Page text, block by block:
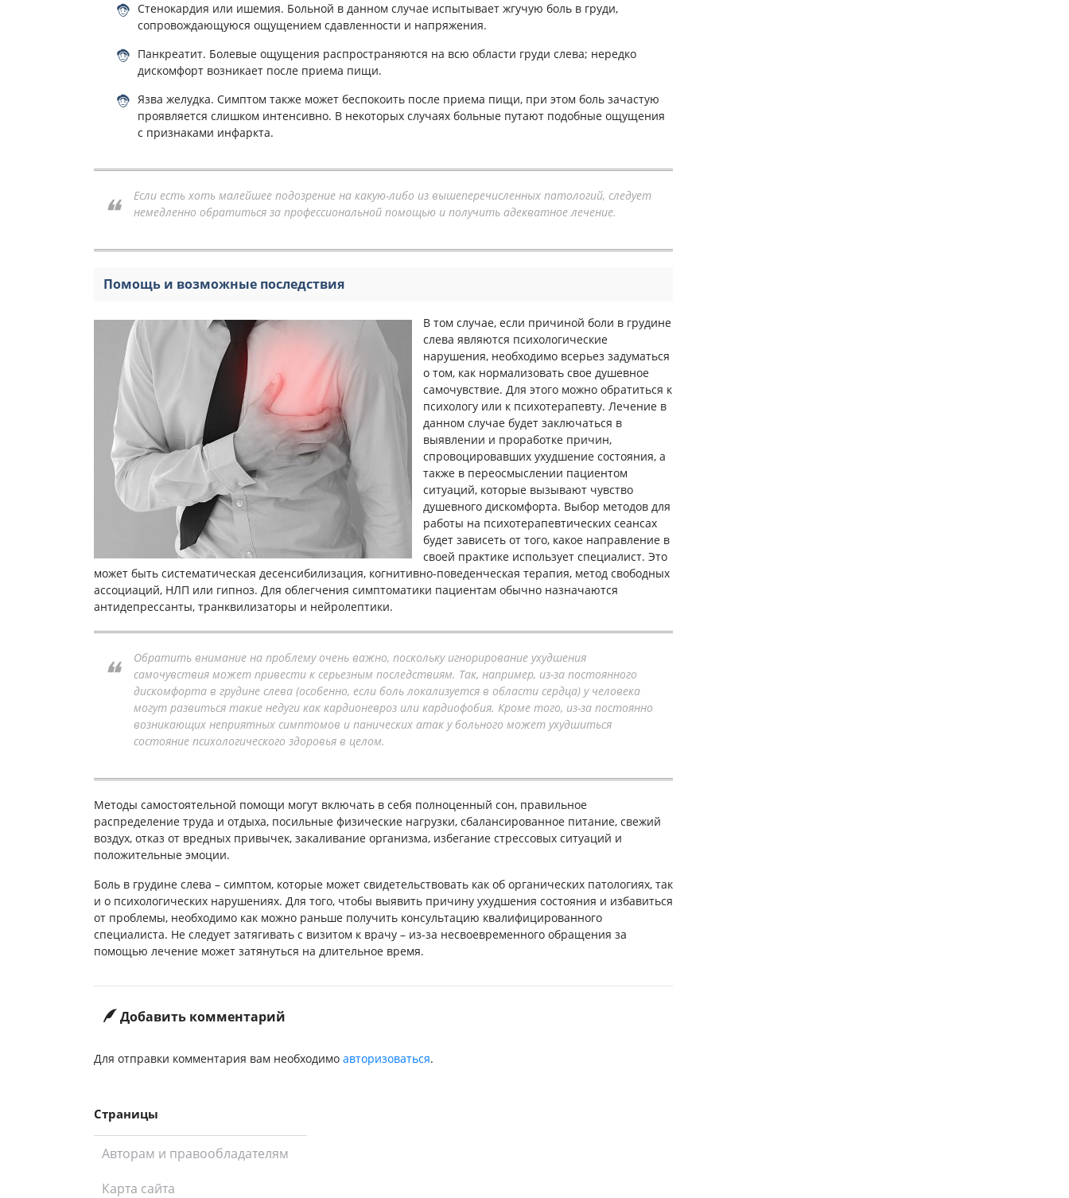
Стенокардия или ишемия. Больной в данном случае испытывает жгучую боль в груди,
сопровождающуюся ощущением сдавленности и напряжения.
Панкреатит. Болевые ощущения распространяются на всю области груди слева; нередко
дискомфорт возникает после приема пищи.
Язва желудка. Симптом также может беспокоить после приема пищи, при этом боль зачастую
проявляется слишком интенсивно. В некоторых случаях больные путают подобные ощущения
с признаками инфаркта.
Если есть хоть малейшее подозрение на какую-либо из вышеперечисленных патологий, следует
немедленно обратиться за профессиональной помощью и получить адекватное лечение.
Помощь и возможные последствия
В том случае, если причиной боли в грудине
слева являются психологические
нарушения, необходимо всерьез задуматься
о том, как нормализовать свое душевное
самочувствие. Для этого можно обратиться к
психологу или к психотерапевту. Лечение в
данном случае будет заключаться в
выявлении и проработке причин,
спровоцировавших ухудшение состояния, а
также в переосмыслении пациентом
ситуаций, которые вызывают чувство
душевного дискомфорта. Выбор методов для
работы на психотерапевтических сеансах
будет зависеть от того, какое направление в
своей практике использует специалист. Это
может быть систематическая десенсибилизация, когнитивно-поведенческая терапия, метод свободных
ассоциаций, НЛП или гипноз. Для облегчения симптоматики пациентам обычно назначаются
антидепрессанты, транквилизаторы и нейролептики.
Обратить внимание на проблему очень важно, поскольку игнорирование ухудшения
самочувствия может привести к серьезным последствиям. Так, например, из-за постоянного
дискомфорта в грудине слева (особенно, если боль локализуется в области сердца) у человека
могут развиться такие недуги как кардионевроз или кардиофобия. Кроме того, из-за постоянно
возникающих неприятных симптомов и панических атак у больного может ухудшиться
состояние психологического здоровья в целом.
Методы самостоятельной помощи могут включать в себя полноценный сон, правильное
распределение труда и отдыха, посильные физические нагрузки, сбалансированное питание, свежий
воздух, отказ от вредных привычек, закаливание организма, избегание стрессовых ситуаций и
положительные эмоции.
Боль в грудине слева – симптом, которые может свидетельствовать как об органических патологиях, так
и о психологических нарушениях. Для того, чтобы выявить причину ухудшения состояния и избавиться
от проблемы, необходимо как можно раньше получить консультацию квалифицированного
специалиста. Не следует затягивать с визитом к врачу – из-за несвоевременного обращения за
помощью лечение может затянуться на длительное время.
Добавить комментарий
Для отправки комментария вам необходимо авторизоваться.
Страницы
Авторам и правообладателям
Карта сайта